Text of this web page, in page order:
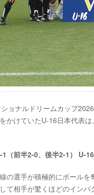
ョナルドリームカップ
かけていたU-16日本代表
（前半2-0、後半2-1） U-
の選手が積極的にボール
て相手が驚くほどのイン